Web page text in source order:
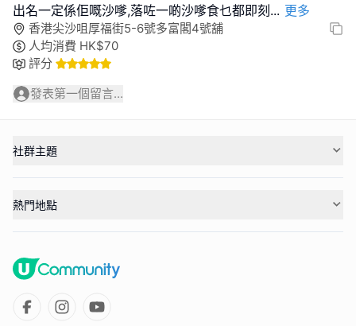
出名一定係佢嘅沙嗲,落咗一啲沙嗲食乜都即刻 ... 更多
香港尖沙咀厚福街5-6號多富閣4號舖
人均消費 HK$70
評分
發表第一個留言...
社群主題
熱門地點